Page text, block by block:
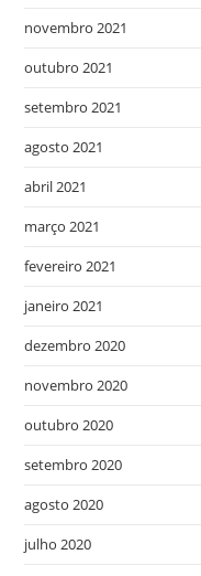
novembro 2021
outubro 2021
setembro 2021
agosto 2021
abril 2021
março 2021
fevereiro 2021
janeiro 2021
dezembro 2020
novembro 2020
outubro 2020
setembro 2020
agosto 2020
julho 2020